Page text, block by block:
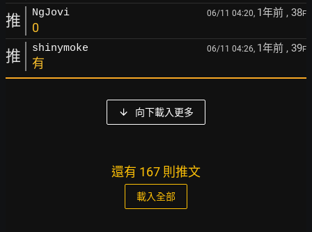
推 NgJovi 06/11 04:20, 1年前 , 38F
0
推 shinymoke 06/11 04:26, 1年前 , 39F
有
向下載入更多
還有 167 則推文
載入全部